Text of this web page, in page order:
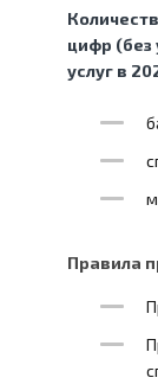
цифр (без
услуг в
Правила